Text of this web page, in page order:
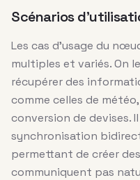
Scénarios
Les cas d’usage du
multiples et variés. On
récupérer des
comme celles de
conversion de devises.
synchronisation
permettant de créer
communiquent pas